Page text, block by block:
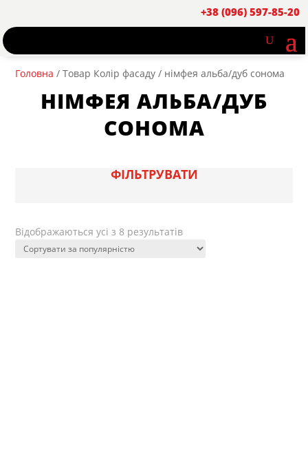
+38 (096) 597-85-20
Головна / Товар Колір фасаду / німфея альба/дуб сонома
НІМФЕЯ АЛЬБА/ДУБ
СОНОМА
ФІЛЬТРУВАТИ
Відображаються усі з 8 результатівSorted